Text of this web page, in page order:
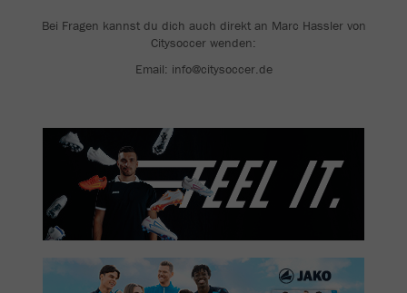
Bei Fragen kannst du dich auch direkt an Marc Hassler von
Citysoccer wenden:
Email: info@citysoccer.de